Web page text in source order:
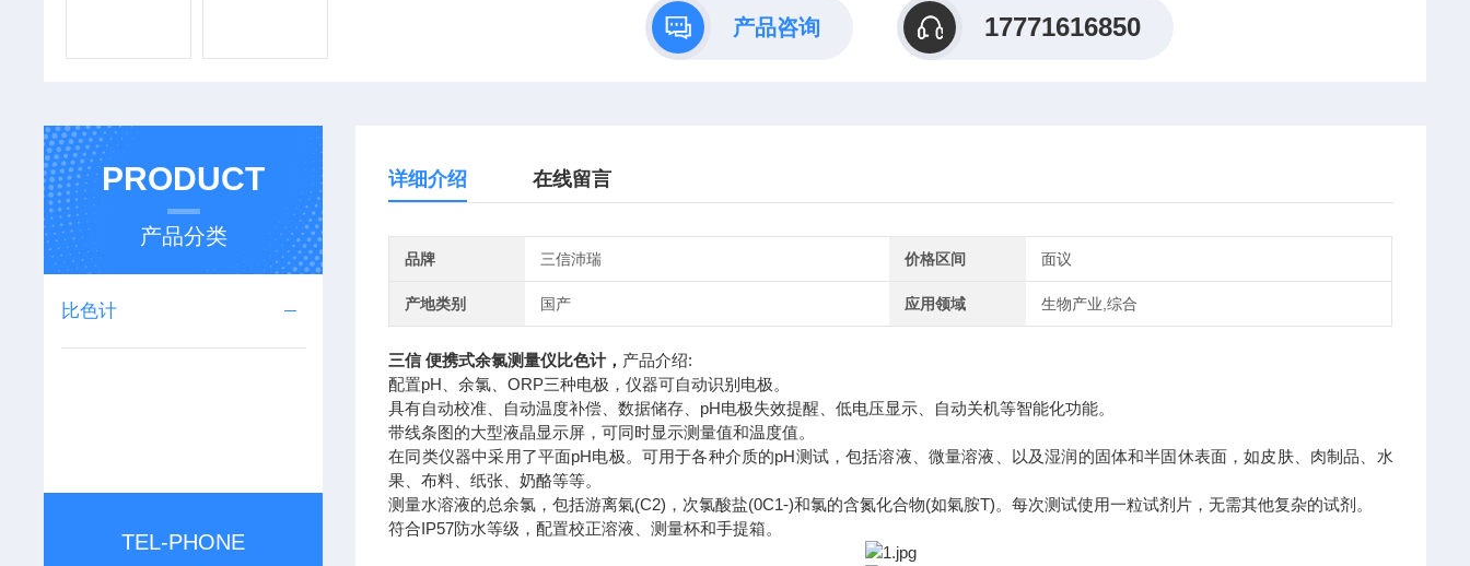
产品咨询 17771616850
PRODUCT
产品分类
比色计
TEL-PHONE
详细介绍 在线留言
品牌 三信沛瑞 价格区间 面议
产地类别 国产 应用领域 生物产业,综合
三信 便携式余氯测量仪比色计， 产品介绍:
配置pH、余氯、ORP三种电极，仪器可自动识别电极。
具有自动校准、自动温度补偿、数据储存、pH电极失效提醒、低电压显示、自动关机等智能化功能。
带线条图的大型液晶显示屏，可同时显示测量值和温度值。
在同类仪器中采用了平面pH电极。可用于各种介质的pH测试，包括溶液、微量溶液、以及湿润的固体和半固休表面，如皮肤、肉制品、水
果、布料、纸张、奶酪等等。
测量水溶液的总余氯，包括游离氣(C2)，次氯酸盐(0C1-)和氯的含氮化合物(如氣胺T)。每次测试使用一粒试剂片，无需其他复杂的试剂。
符合IP57防水等级，配置校正溶液、测量杯和手提箱。